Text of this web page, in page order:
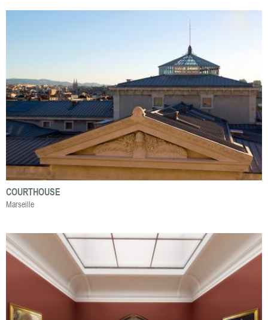
COURTHOUSE
Marseille